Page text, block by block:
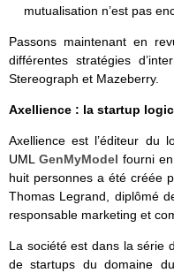
mutualisation n’est pas
Passons maintenant en
différentes stratégies
Stereograph et Mazeberry.
Axellience : la startup
Axellience est l’éditeur du
UML GenMyModel fourni
huit personnes a été créée
Thomas Legrand, diplômé
responsable marketing et
La société est dans la série
de startups du domaine